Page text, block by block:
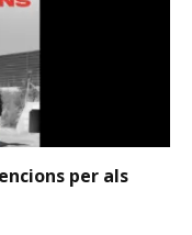
per als